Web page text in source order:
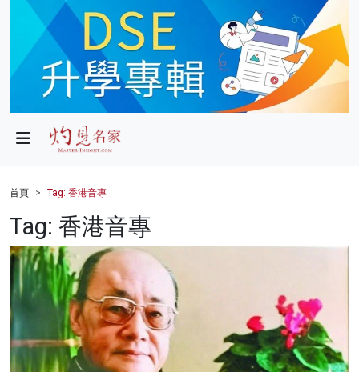
政局
財經
健康
商業
影片
首頁 Tag: 香港音專
Tag: 香港音專